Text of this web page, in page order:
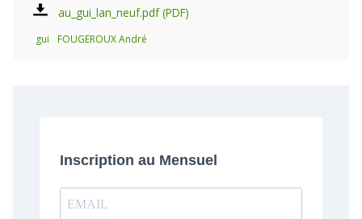
au_gui_lan_neuf.pdf
gui FOUGEROUX André